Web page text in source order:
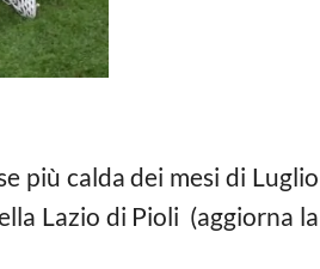
più calda dei mesi di Luglio
Lazio di Pioli (aggiorna la